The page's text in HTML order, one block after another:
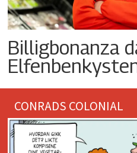
Billigbonanza
CONRADS COLONIAL